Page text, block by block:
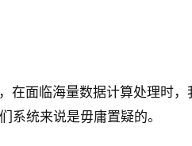
在面临海量数据计算处理时
系统来说是毋庸置疑的。